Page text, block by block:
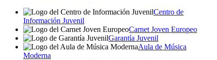
Centro de
Información Juvenil
Carnet Joven Europeo
Garantía Juvenil
Aula de Música
Moderna